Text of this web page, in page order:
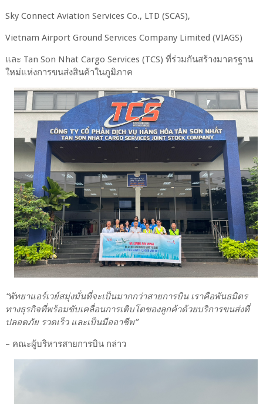
Sky Connect Aviation Services Co., LTD (SCAS),
Vietnam Airport Ground Services Company Limited (VIAGS)
และ Tan Son Nhat Cargo Services (TCS) ที่ร่วมกันสร้างมาตรฐาน
ใหม่แห่งการขนส่งสินค้าในภูมิภาค
“พัทยาแอร์เวย์สมุ่งมั่นที่จะเป็นมากกว่าสายการบิน เราคือพันธมิตร
ทางธุรกิจที่พร้อมขับเคลื่อนการเติบโตของลูกค้าด้วยบริการขนส่งที่
ปลอดภัย รวดเร็ว และเป็นมืออาชีพ”
– คณะผู้บริหารสายการบิน กล่าว